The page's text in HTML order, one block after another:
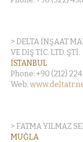
> DELTA İNŞAAT
VE DIŞ TİC. LTD. ŞTİ.
İSTANBUL
Phone: +90 (212) 224
Web:
> FATMA YILMAZ
MUĞLA